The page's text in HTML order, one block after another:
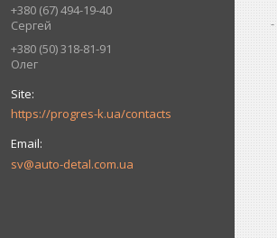
+380 (67) 494-19-40
Сергей
+380 (50) 318-81-91
Олег
https://progres-k.ua/contacts
sv@auto-detal.com.ua